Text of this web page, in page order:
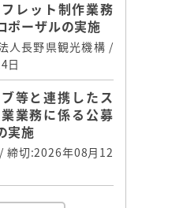
レット制作業務
ポーザルの実施
人長野県観光機構 /
日
等と連携したス
業務に係る公募
実施
締切:2026年08月12